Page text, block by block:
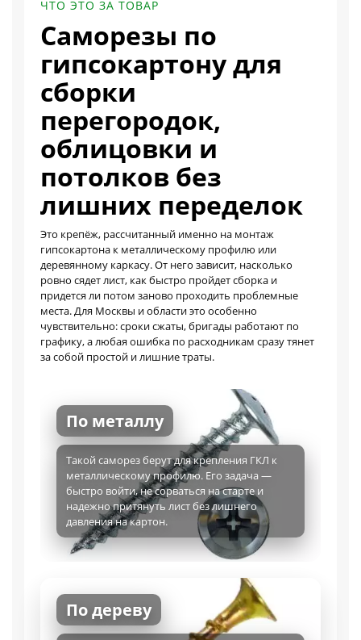
ЧТО ЭТО ЗА ТОВАР
Саморезы по
гипсокартону для
сборки
перегородок,
облицовки и
потолков без
лишних переделок
Это крепёж, рассчитанный именно на монтаж
гипсокартона к металлическому профилю или
деревянному каркасу. От него зависит, насколько
ровно сядет лист, как быстро пройдет сборка и
придется ли потом заново проходить проблемные
места. Для Москвы и области это особенно
чувствительно: сроки сжаты, бригады работают по
графику, а любая ошибка по расходникам сразу тянет
за собой простой и лишние траты.
По металлу
Такой саморез берут для крепления ГКЛ к
металлическому профилю. Его задача —
быстро войти, не сорваться на старте и
надежно притянуть лист без лишнего
давления на картон.
По дереву